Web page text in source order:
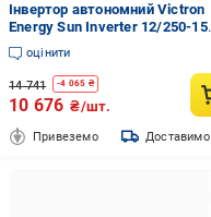
Інвертор автономний Victron
Energy Sun Inverter 12/250-15
250 ВА/200 Вт 1 фаза 1 PWM
оцінити
14 741 -4 065 ₴
10 676 ₴/шт.
Привеземо Доставимо